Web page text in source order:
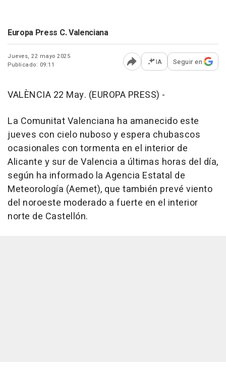
Europa Press C. Valenciana
Jueves, 22 mayo 2025
Publicado: 09:11
Abrir opciones para
IA Seguir en
VALÈNCIA 22 May. (EUROPA PRESS) -
La Comunitat Valenciana ha amanecido este
jueves con cielo nuboso y espera chubascos
ocasionales con tormenta en el interior de
Alicante y sur de Valencia a últimas horas del día,
según ha informado la Agencia Estatal de
Meteorología (Aemet), que también prevé viento
del noroeste moderado a fuerte en el interior
norte de Castellón.